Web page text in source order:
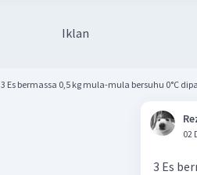
Iklan
3 Es bermassa 0,5 kg mula-mula bersuhu 0°C
02
3 Es